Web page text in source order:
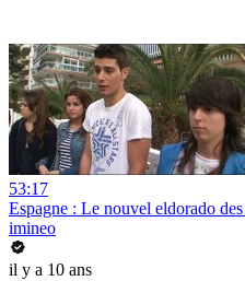
53:17
Espagne : Le nouvel eldorado
imineo
il y a 10 ans